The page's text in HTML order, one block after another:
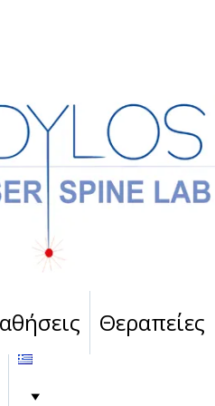
Θεραπείες